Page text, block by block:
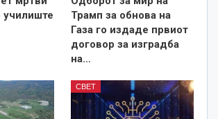
училиште
Трамп за обнова на
Газа го издаде првиот
договор за изградба
на…
СВЕТ